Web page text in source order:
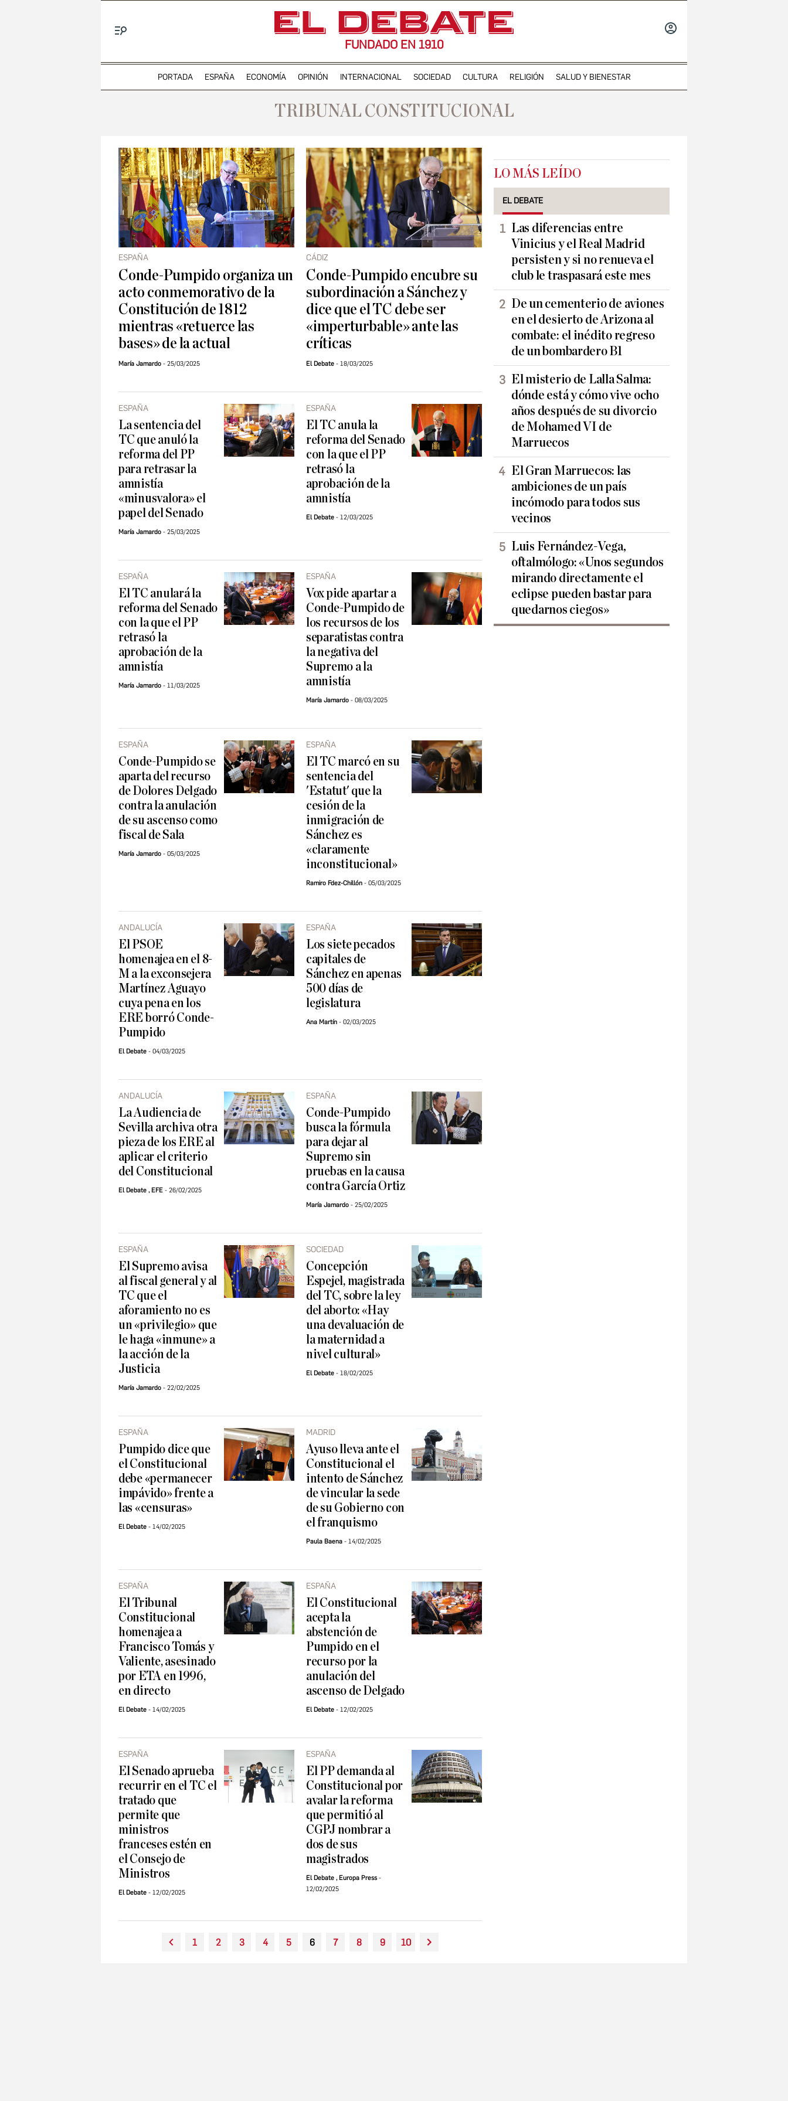
FUNDADO EN 1910
PORTADA ESPAÑA ECONOMÍA OPINIÓN INTERNACIONAL SOCIEDAD CULTURA RELIGIÓN SALUD Y BIENESTAR
TRIBUNAL CONSTITUCIONAL
ESPAÑA
Conde-Pumpido organiza un
acto conmemorativo de la
Constitución de 1812
mientras «retuerce las
bases» de la actual
María Jamardo 25/03/2025
CÁDIZ
Conde-Pumpido encubre su
subordinación a Sánchez y
dice que el TC debe ser
«imperturbable» ante las
críticas
El Debate 18/03/2025
ESPAÑA
La sentencia del
TC que anuló la
reforma del PP
para retrasar la
amnistía
«minusvalora» el
papel del Senado
María Jamardo 25/03/2025
ESPAÑA
El TC anula la
reforma del Senado
con la que el PP
retrasó la
aprobación de la
amnistía
El Debate 12/03/2025
ESPAÑA
El TC anulará la
reforma del Senado
con la que el PP
retrasó la
aprobación de la
amnistía
María Jamardo 11/03/2025
ESPAÑA
Vox pide apartar a
Conde-Pumpido de
los recursos de los
separatistas contra
la negativa del
Supremo a la
amnistía
María Jamardo 08/03/2025
ESPAÑA
Conde-Pumpido se
aparta del recurso
de Dolores Delgado
contra la anulación
de su ascenso como
fiscal de Sala
María Jamardo 05/03/2025
ESPAÑA
El TC marcó en su
sentencia del
'Estatut' que la
cesión de la
inmigración de
Sánchez es
«claramente
inconstitucional»
Ramiro Fdez-Chillón 05/03/2025
ANDALUCÍA
El PSOE
homenajea en el 8-
M a la exconsejera
Martínez Aguayo
cuya pena en los
ERE borró Conde-
Pumpido
El Debate 04/03/2025
ESPAÑA
Los siete pecados
capitales de
Sánchez en apenas
500 días de
legislatura
Ana Martín 02/03/2025
ANDALUCÍA
La Audiencia de
Sevilla archiva otra
pieza de los ERE al
aplicar el criterio
del Constitucional
El Debate , EFE 26/02/2025
ESPAÑA
Conde-Pumpido
busca la fórmula
para dejar al
Supremo sin
pruebas en la causa
contra García Ortiz
María Jamardo 25/02/2025
ESPAÑA
El Supremo avisa
al fiscal general y al
TC que el
aforamiento no es
un «privilegio» que
le haga «inmune» a
la acción de la
Justicia
María Jamardo 22/02/2025
SOCIEDAD
Concepción
Espejel, magistrada
del TC, sobre la ley
del aborto: «Hay
una devaluación de
la maternidad a
nivel cultural»
El Debate 18/02/2025
ESPAÑA
Pumpido dice que
el Constitucional
debe «permanecer
impávido» frente a
las «censuras»
El Debate 14/02/2025
MADRID
Ayuso lleva ante el
Constitucional el
intento de Sánchez
de vincular la sede
de su Gobierno con
el franquismo
Paula Baena 14/02/2025
ESPAÑA
El Tribunal
Constitucional
homenajea a
Francisco Tomás y
Valiente, asesinado
por ETA en 1996,
en directo
El Debate 14/02/2025
ESPAÑA
El Constitucional
acepta la
abstención de
Pumpido en el
recurso por la
anulación del
ascenso de Delgado
El Debate 12/02/2025
ESPAÑA
El Senado aprueba
recurrir en el TC el
tratado que
permite que
ministros
franceses estén en
el Consejo de
Ministros
El Debate 12/02/2025
ESPAÑA
El PP demanda al
Constitucional por
avalar la reforma
que permitió al
CGPJ nombrar a
dos de sus
magistrados
El Debate , Europa Press
12/02/2025
1 2 3 4 5 6 7 8 9 10
LO MÁS LEÍDO
EL DEBATE
Las diferencias entre
Vinicius y el Real Madrid
persisten y si no renueva el
club le traspasará este mes
De un cementerio de aviones
en el desierto de Arizona al
combate: el inédito regreso
de un bombardero B1
El misterio de Lalla Salma:
dónde está y cómo vive ocho
años después de su divorcio
de Mohamed VI de
Marruecos
El Gran Marruecos: las
ambiciones de un país
incómodo para todos sus
vecinos
Luis Fernández-Vega,
oftalmólogo: «Unos segundos
mirando directamente el
eclipse pueden bastar para
quedarnos ciegos»